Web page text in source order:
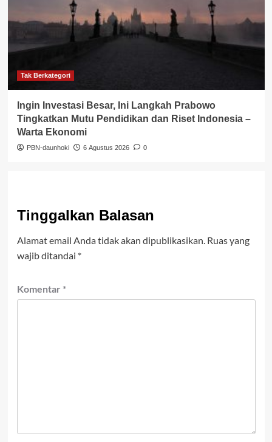
Tak Berkategori
Ingin Investasi Besar, Ini Langkah Prabowo
Tingkatkan Mutu Pendidikan dan Riset Indonesia –
Warta Ekonomi
PBN-daunhoki 6 Agustus 2026 0
Tinggalkan Balasan
Alamat email Anda tidak akan dipublikasikan. Ruas yang
wajib ditandai *
Komentar *